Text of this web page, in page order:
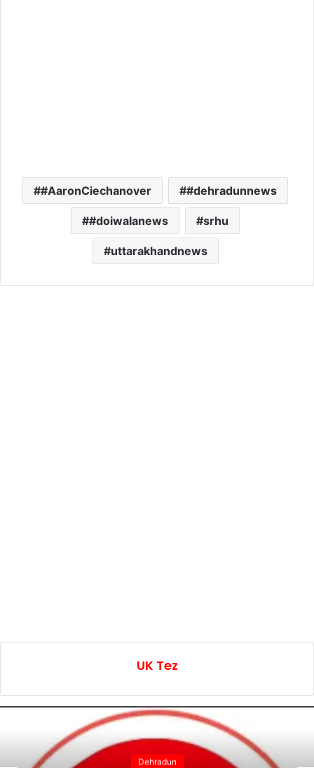
#AaronCiechanover #dehradunnews
#doiwalanews srhu
uttarakhandnews
UK Tez
Dehradun